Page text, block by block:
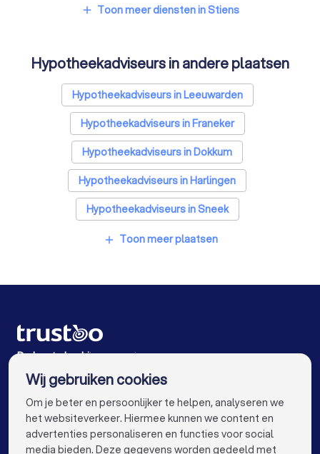
Psychologen in Stiens
Personal trainers in Stiens
Diëtisten in Stiens
add Toon meer diensten in Stiens
Hypotheekadviseurs in andere plaatsen
Hypotheekadviseurs in Leeuwarden
Hypotheekadviseurs in Franeker
Hypotheekadviseurs in Dokkum
Hypotheekadviseurs in Harlingen
Hypotheekadviseurs in Sneek
Hypotheekadviseurs in Bolsward
Hypotheekadviseurs in Heeg
Hypotheekadviseurs in Amsterdam
Hypotheekadviseurs in Rotterdam
Hypotheekadviseurs in Den Haag
add Toon meer plaatsen
De beste bedrijven voor jou
Wij gebruiken cookies
Om je beter en persoonlijker te helpen, analyseren we
het websiteverkeer. Hiermee kunnen we content en
advertenties personaliseren en functies voor social
media bieden. Deze gegevens worden gedeeld met